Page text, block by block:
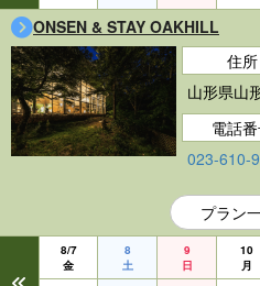
ONSEN & STAY OAKHILL
住所
山形県山
電話
023-610-
プラン
8/7
金
8
土
9
日
10
月